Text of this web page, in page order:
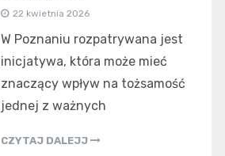
22 kwietnia 2026
W Poznaniu rozpatrywana jest
inicjatywa, która może mieć
znaczący wpływ na tożsamość
jednej z ważnych
CZYTAJ DALEJJ